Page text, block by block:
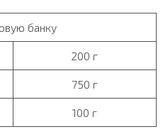
банку
200 г
750 г
100 г